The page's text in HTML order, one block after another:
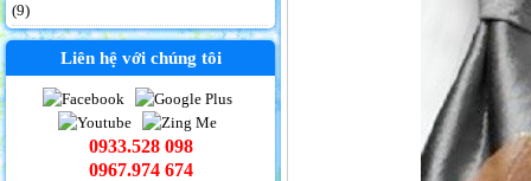
(9)
Liên hệ với chúng tôi
0933.528 098
0967.974 674